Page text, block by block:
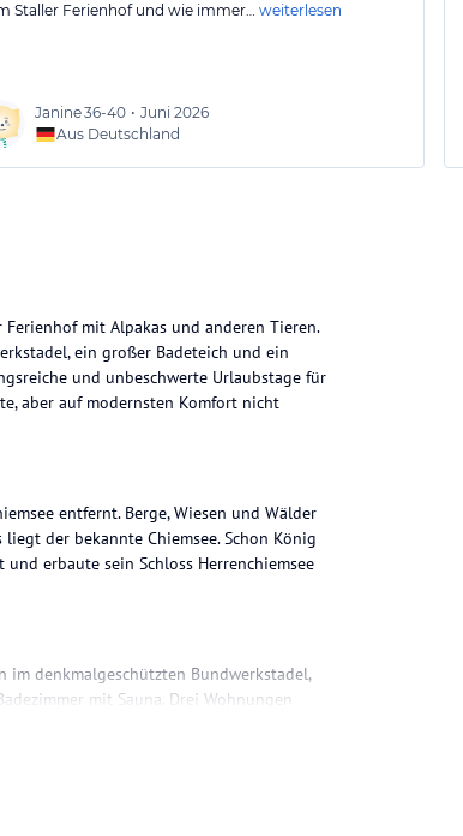
Staller Ferienhof und wie immer… weiterlesen
Janine36-40 • Juni 2026
Aus Deutschland
mit Alpakas und anderen Tieren.
ein großer Badeteich und ein
und unbeschwerte Urlaubstage für
aber auf modernsten Komfort nicht
entfernt. Berge, Wiesen und Wälder
der bekannte Chiemsee. Schon König
erbaute sein Schloss Herrenchiemsee
im denkmalgeschützten Bundwerkstadel,
mit Sauna. Drei Wohnungen
Komfort verzichten zu müssen war